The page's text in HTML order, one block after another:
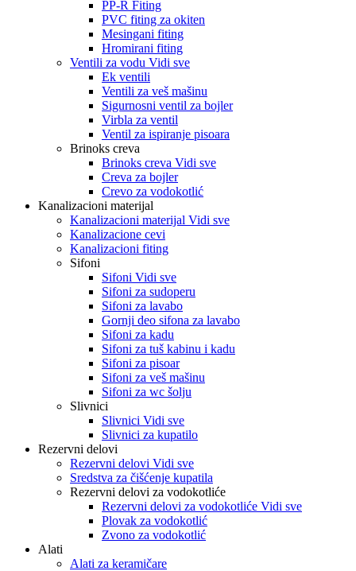
PP-R Fiting
PVC fiting za okiten
Mesingani fiting
Hromirani fiting
Ventili za vodu Vidi sve
Ek ventili
Ventili za veš mašinu
Sigurnosni ventil za bojler
Virbla za ventil
Ventil za ispiranje pisoara
Brinoks creva
Brinoks creva Vidi sve
Creva za bojler
Crevo za vodokotlić
Kanalizacioni materijal
Kanalizacioni materijal Vidi sve
Kanalizacione cevi
Kanalizacioni fiting
Sifoni
Sifoni Vidi sve
Sifoni za sudoperu
Sifoni za lavabo
Gornji deo sifona za lavabo
Sifoni za kadu
Sifoni za tuš kabinu i kadu
Sifoni za pisoar
Sifoni za veš mašinu
Sifoni za wc šolju
Slivnici
Slivnici Vidi sve
Slivnici za kupatilo
Rezervni delovi
Rezervni delovi Vidi sve
Sredstva za čišćenje kupatila
Rezervni delovi za vodokotliće
Rezervni delovi za vodokotliće Vidi sve
Plovak za vodokotlić
Zvono za vodokotlić
Alati
Alati za keramičare